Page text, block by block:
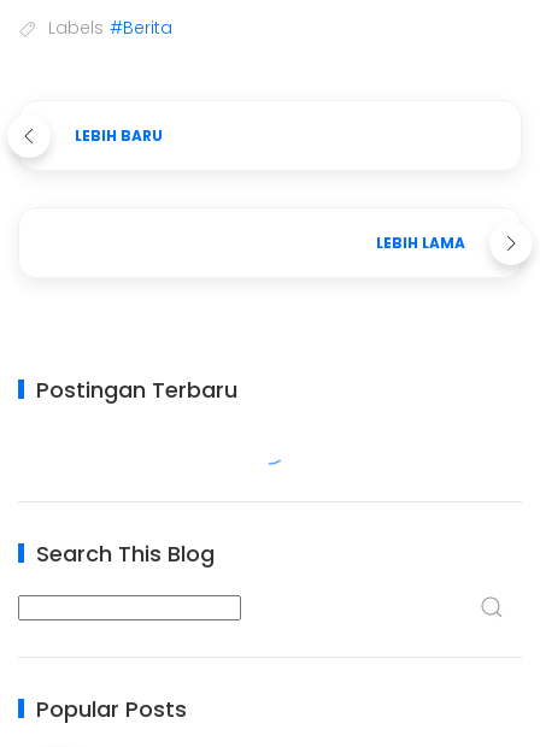
Labels #Berita
LEBIH BARU
LEBIH LAMA
Postingan Terbaru
Search This Blog
Popular Posts